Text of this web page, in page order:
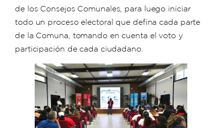
de los Consejos Comunales, para luego iniciar
todo un proceso electoral que defina cada parte
de la Comuna, tomando en cuenta el voto y
participación de cada ciudadano.